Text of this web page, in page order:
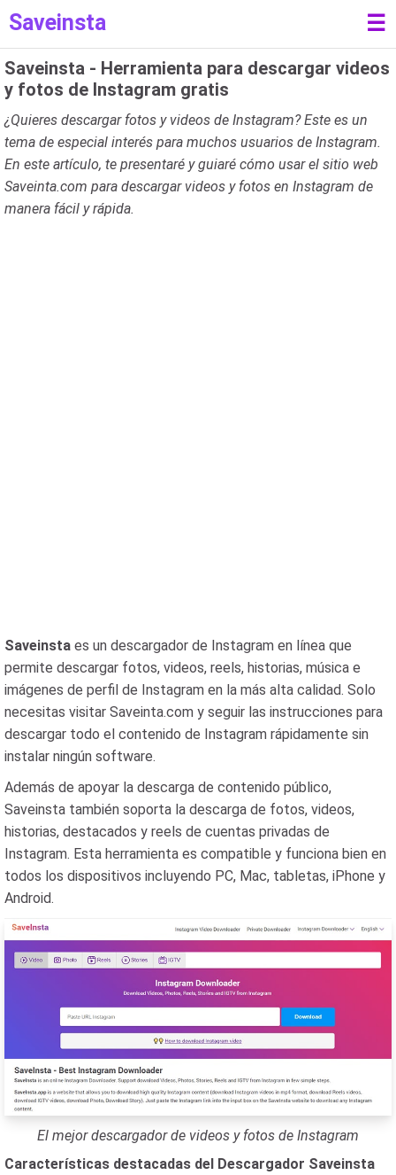
Saveinsta ☰
Saveinsta - Herramienta para descargar videos
y fotos de Instagram gratis
¿Quieres descargar fotos y videos de Instagram? Este es un
tema de especial interés para muchos usuarios de Instagram.
En este artículo, te presentaré y guiaré cómo usar el sitio web
Saveinta.com para descargar videos y fotos en Instagram de
manera fácil y rápida.
Saveinsta es un descargador de Instagram en línea que
permite descargar fotos, videos, reels, historias, música e
imágenes de perfil de Instagram en la más alta calidad. Solo
necesitas visitar Saveinta.com y seguir las instrucciones para
descargar todo el contenido de Instagram rápidamente sin
instalar ningún software.
Además de apoyar la descarga de contenido público,
Saveinsta también soporta la descarga de fotos, videos,
historias, destacados y reels de cuentas privadas de
Instagram. Esta herramienta es compatible y funciona bien en
todos los dispositivos incluyendo PC, Mac, tabletas, iPhone y
Android.
El mejor descargador de videos y fotos de Instagram
Características destacadas del Descargador Saveinsta